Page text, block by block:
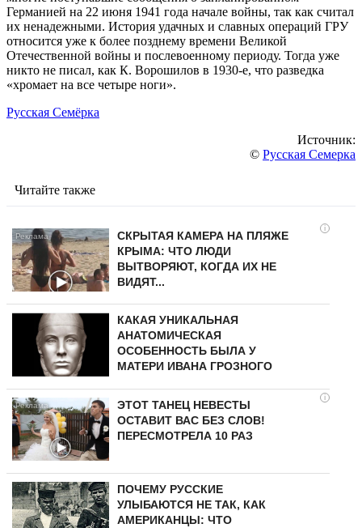
Германией на 22 июня 1941 года начале войны, так как считал
их ненадежными. История удачных и славных операций ГРУ
относится уже к более позднему времени Великой
Отечественной войны и послевоенному периоду. Тогда уже
никто не писал, как К. Ворошилов в 1930-е, что разведка
«хромает на все четыре ноги».
Русская Семёрка
Источник:
© Русская Семерка
Читайте также
i
СКРЫТАЯ КАМЕРА НА ПЛЯЖЕ
КРЫМА: ЧТО ЛЮДИ
ВЫТВОРЯЮТ, КОГДА ИХ НЕ
ВИДЯТ...
КАКАЯ УНИКАЛЬНАЯ
АНАТОМИЧЕСКАЯ
ОСОБЕННОСТЬ БЫЛА У
МАТЕРИ ИВАНА ГРОЗНОГО
i
ЭТОТ ТАНЕЦ НЕВЕСТЫ
ОСТАВИТ ВАС БЕЗ СЛОВ!
ПЕРЕСМОТРЕЛА 10 РАЗ
ПОЧЕМУ РУССКИЕ
УЛЫБАЮТСЯ НЕ ТАК, КАК
АМЕРИКАНЦЫ: ЧТО